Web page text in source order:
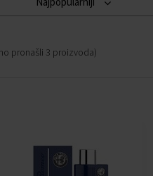
pronašli 3 proizvoda)